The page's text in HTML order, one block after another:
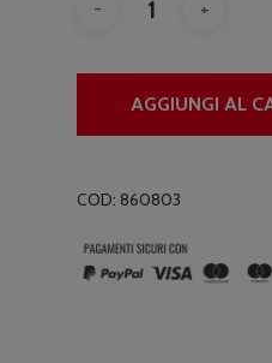
AGGIUNGI AL
COD: 860803